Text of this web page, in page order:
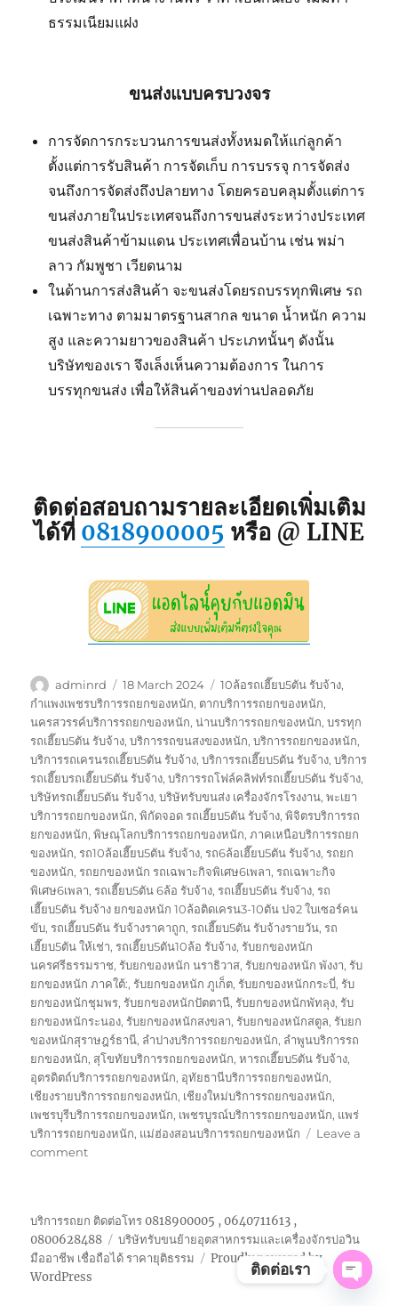
ธรรมเนียมแฝง
ขนส่งแบบครบวงจร
การจัดการกระบวนการขนส่งทั้งหมดให้แก่ลูกค้า
ตั้งแต่การรับสินค้า การจัดเก็บ การบรรจุ การจัดส่ง
จนถึงการจัดส่งถึงปลายทาง โดยครอบคลุมตั้งแต่การ
ขนส่งภายในประเทศจนถึงการขนส่งระหว่างประเทศ
ขนส่งสินค้าข้ามแดน ประเทศเพื่อนบ้าน เช่น พม่า
ลาว กัมพูชา เวียดนาม
ในด้านการส่งสินค้า จะขนส่งโดยรถบรรทุกพิเศษ รถ
เฉพาะทาง ตามมาตรฐานสากล ขนาด น้ำหนัก ความ
สูง และความยาวของสินค้า ประเภทนั้นๆ ดังนั้น
บริษัทของเรา จึงเล็งเห็นความต้องการ ในการ
บรรทุกขนส่ง เพื่อให้สินค้าของท่านปลอดภัย
ติดต่อสอบถามรายละเอียดเพิ่มเติม
ได้ที่ 0818900005 หรือ @ LINE
Author
adminrd
Posted
on
18 March 2024 Tags
10ล้อรถเฮี๊ยบ5ตัน รับจ้าง,
กำแพงเพชรบริการรถยกของหนัก, ตากบริการรถยกของหนัก,
นครสวรรค์บริการรถยกของหนัก,น่านบริการรถยกของหนัก,บรรทุก
รถเฮี๊ยบ5ตัน รับจ้าง,บริการรถขนสงของหนัก,บริการรถยกของหนัก,
บริการรถเครนรถเฮี๊ยบ5ตัน รับจ้าง,บริการรถเฮี๊ยบ5ตัน รับจ้าง,บริการ
รถเฮี๊ยบรถเฮี๊ยบ5ตัน รับจ้าง,บริการรถโฟล์คลิฟท์รถเฮี๊ยบ5ตัน รับจ้าง,
บริษัทรถเฮี๊ยบ5ตัน รับจ้าง,บริษัทรับขนส่ง เครื่องจักรโรงงาน,พะเยา
บริการรถยกของหนัก,พิกัดจอด รถเฮี๊ยบ5ตัน รับจ้าง,พิจิตรบริการรถ
ยกของหนัก,พิษณุโลกบริการรถยกของหนัก,ภาคเหนือบริการรถยก
ของหนัก,รถ10ล้อเฮี๊ยบ5ตัน รับจ้าง,รถ6ล้อเฮี๊ยบ5ตัน รับจ้าง,รถยก
ของหนัก,รถยกของหนัก รถเฉพาะกิจพิเศษ6เพลา,รถเฉพาะกิจ
พิเศษ6เพลา,รถเฮี๊ยบ5ตัน 6ล้อ รับจ้าง,รถเฮี๊ยบ5ตัน รับจ้าง,รถ
เฮี๊ยบ5ตัน รับจ้าง ยกของหนัก 10ล้อติดเครน3-10ตัน ปจ2 ใบเซอร์คน
ขับ,รถเฮี๊ยบ5ตัน รับจ้างราคาถูก,รถเฮี๊ยบ5ตัน รับจ้างรายวัน,รถ
เฮี๊ยบ5ตัน ให้เช่า,รถเฮี๊ยบ5ตัน10ล้อ รับจ้าง,รับยกของหนัก
นครศรีธรรมราช,รับยกของหนัก นราธิวาส,รับยกของหนัก พังงา,รับ
ยกของหนัก ภาคใต้:,รับยกของหนัก ภูเก็ต,รับยกของหนักกระบี่,รับ
ยกของหนักชุมพร,รับยกของหนักปัตตานี,รับยกของหนักพัทลุง,รับ
ยกของหนักระนอง,รับยกของหนักสงขลา,รับยกของหนักสตูล,รับยก
ของหนักสุราษฎร์ธานี, ลำปางบริการรถยกของหนัก, ลำพูนบริการรถ
ยกของหนัก, สุโขทัยบริการรถยกของหนัก,หารถเฮี๊ยบ5ตัน รับจ้าง,
อุตรดิตถ์บริการรถยกของหนัก, อุทัยธานีบริการรถยกของหนัก,
เชียงรายบริการรถยกของหนัก, เชียงใหม่บริการรถยกของหนัก,
เพชรบุรีบริการรถยกของหนัก, เพชรบูรณ์บริการรถยกของหนัก, แพร่
บริการรถยกของหนัก, แม่ฮ่องสอนบริการรถยกของหนัก
Leave a
commenton
ยก
ของ
หนัก
เครน3-
บริการรถยก ติดต่อโทร 0818900005 , 0640711613 ,
0800628488
บริษัทรับขนย้ายอุตสาหกรรมและเครื่องจักรบ่อวิน
มืออาชีพ เชื่อถือได้ ราคายุติธรรม
Proudly powered by
WordPress
ติดต่อเรา
OPEN